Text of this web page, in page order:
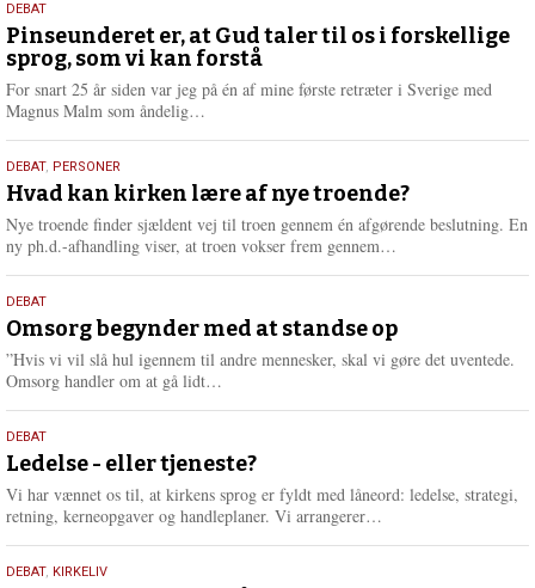
5.
august
2026
DEBAT
Pinseunderet er, at Gud taler til os i forskellige
sprog, som vi kan forstå
For snart 25 år siden var jeg på én af mine første retræter i Sverige med
Magnus Malm som åndelig…
e
r
e
25.
juli
2026
DEBAT, PERSONER
Hvad kan kirken lære af nye troende?
Nye troende finder sjældent vej til troen gennem én afgørende beslutning. En
ny ph.d.-afhandling viser, at troen vokser frem gennem…
e
r
e
9.
juli
2026
DEBAT
Omsorg begynder med at standse op
”Hvis vi vil slå hul igennem til andre mennesker, skal vi gøre det uventede.
Omsorg handler om at gå lidt…
e
r
e
10.
juni
2026
DEBAT
Ledelse - eller tjeneste?
Vi har vænnet os til, at kirkens sprog er fyldt med låneord: ledelse, strategi,
retning, kerneopgaver og handleplaner. Vi arrangerer…
2.
DEBAT, KIRKELIV